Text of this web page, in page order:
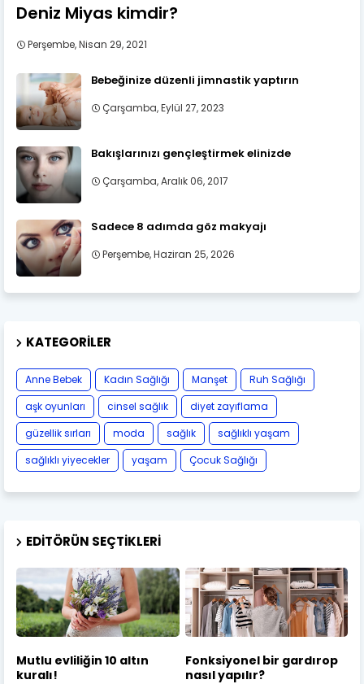
Deniz Miyas kimdir?
Perşembe, Nisan 29, 2021
Bebeğinize düzenli jimnastik yaptırın
Çarşamba, Eylül 27, 2023
Bakışlarınızı gençleştirmek elinizde
Çarşamba, Aralık 06, 2017
Sadece 8 adımda göz makyajı
Perşembe, Haziran 25, 2026
KATEGORILER
Anne Bebek Kadın Sağlığı Manşet
Ruh Sağlığı
aşk oyunları
cinsel sağlık
diyet zayıflama
güzellik sırları
moda sağlık
sağlıklı yaşam
sağlıklı yiyecekler
yaşam Çocuk Sağlığı
EDITÖRÜN SEÇTIKLERI
Mutlu evliliğin 10 altın
kuralı!
Fonksiyonel bir gardırop
nasıl yapılır?